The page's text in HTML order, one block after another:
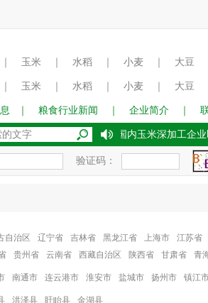
玉米 水稻 小麦 大豆
玉米 水稻 小麦 大豆
粮食行业新闻 企业简介
2017年8月15日国内玉米深加工企业
验证码：
自治区 辽宁省 吉林省 黑龙江省 上海市 江苏省
贵州省 云南省 西藏自治区 陕西省 甘肃省 青
南通市 连云港市 淮安市 盐城市 扬州市 镇江
洪泽县 盱眙县 金湖县